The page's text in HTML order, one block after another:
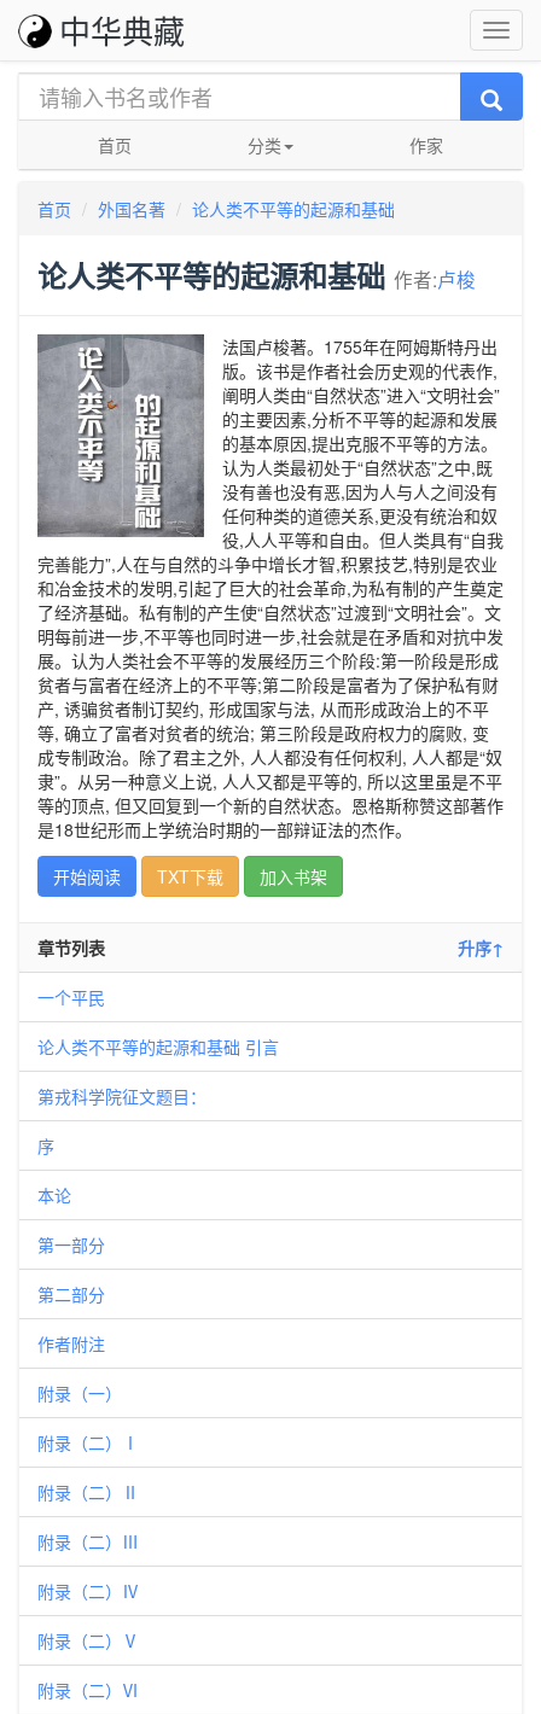
中华典藏
首页 分类 作家
首页 外国名著 论人类不平等的起源和基础
论人类不平等的起源和基础 作者:卢梭
法国卢梭著。1755年在阿姆斯特丹出
版。该书是作者社会历史观的代表作,
阐明人类由“自然状态”进入“文明社会”
的主要因素,分析不平等的起源和发展
的基本原因,提出克服不平等的方法。
认为人类最初处于“自然状态”之中,既
没有善也没有恶,因为人与人之间没有
任何种类的道德关系,更没有统治和奴
役,人人平等和自由。但人类具有“自我
完善能力”,人在与自然的斗争中增长才智,积累技艺,特别是农业
和冶金技术的发明,引起了巨大的社会革命,为私有制的产生奠定
了经济基础。私有制的产生使“自然状态”过渡到“文明社会”。文
明每前进一步,不平等也同时进一步,社会就是在矛盾和对抗中发
展。认为人类社会不平等的发展经历三个阶段:第一阶段是形成
贫者与富者在经济上的不平等;第二阶段是富者为了保护私有财
产, 诱骗贫者制订契约, 形成国家与法, 从而形成政治上的不平
等, 确立了富者对贫者的统治; 第三阶段是政府权力的腐败, 变
成专制政治。除了君主之外, 人人都没有任何权利, 人人都是“奴
隶”。从另一种意义上说, 人人又都是平等的, 所以这里虽是不平
等的顶点, 但又回复到一个新的自然状态。恩格斯称赞这部著作
是18世纪形而上学统治时期的一部辩证法的杰作。
开始阅读
TXT下载 加入书架
章节列表 升序↑
一个平民
论人类不平等的起源和基础 引言
第戎科学院征文题目：
序
本论
第一部分
第二部分
作者附注
附录（一）
附录（二）Ⅰ
附录（二）Ⅱ
附录（二）Ⅲ
附录（二）Ⅳ
附录（二）Ⅴ
附录（二）Ⅵ